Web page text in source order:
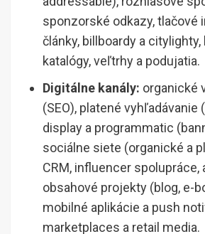
sponzorské odkazy, tlačové
články, billboardy a citylighty,
katalógy, veľtrhy a podujatia.
Digitálne kanály: organické
(SEO), platené vyhľadávanie
display a programmatic
sociálne siete (organické a
CRM, influencer spolupráce,
obsahové projekty (blog, e-
mobilné aplikácie a push
marketplaces a retail media.